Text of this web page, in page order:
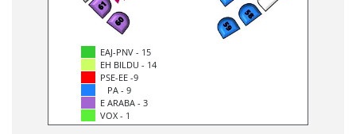
EAJ-PNV - 15
EH BILDU - 14
PSE-EE -9
PA - 9
E ARABA - 3
VOX - 1